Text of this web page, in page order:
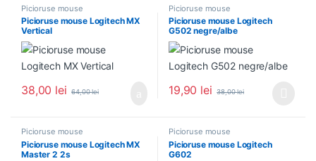
Picioruse mouse
Picioruse mouse Logitech MX
Vertical
38,00 lei 64,00lei
Picioruse mouse
Picioruse mouse Logitech
G502 negre/albe
19,90 lei 38,00lei
Picioruse mouse
Picioruse mouse Logitech MX
Master 2 2s
Picioruse mouse
Picioruse mouse Logitech
G602